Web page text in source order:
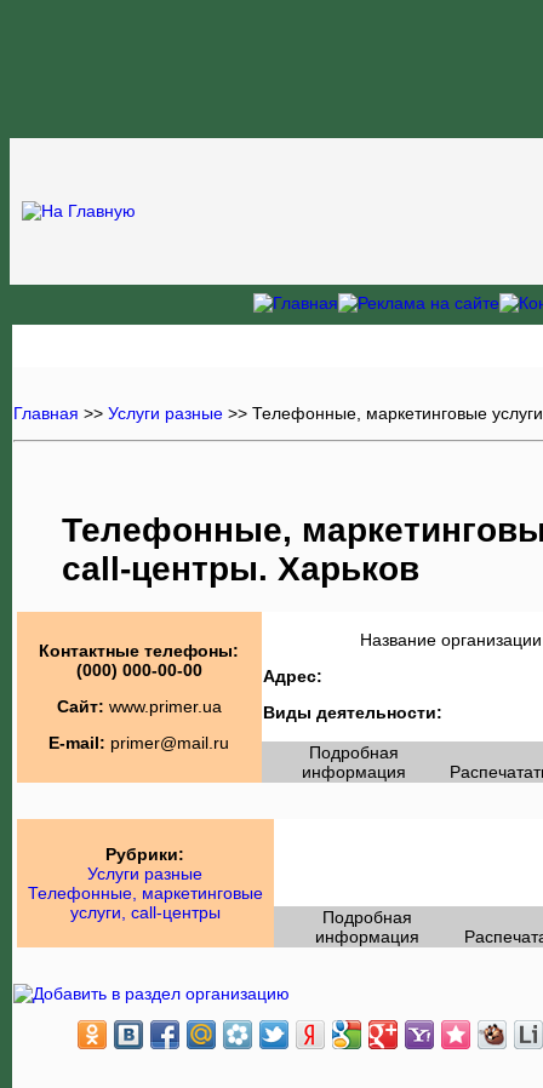
Главная >> Услуги разные >> Телефонные, маркетинговые
Телефонные,
call-центры. Харьков
Контактные телефоны:
(000) 000-00-00
Сайт: www.primer.ua
E-mail: primer@mail.ru
Название организации
Адрес:
Виды деятельности:
Подробная
информация
Рубрики:
Услуги разные
Телефонные, маркетинговые
услуги, call-центры
Подробная
информация